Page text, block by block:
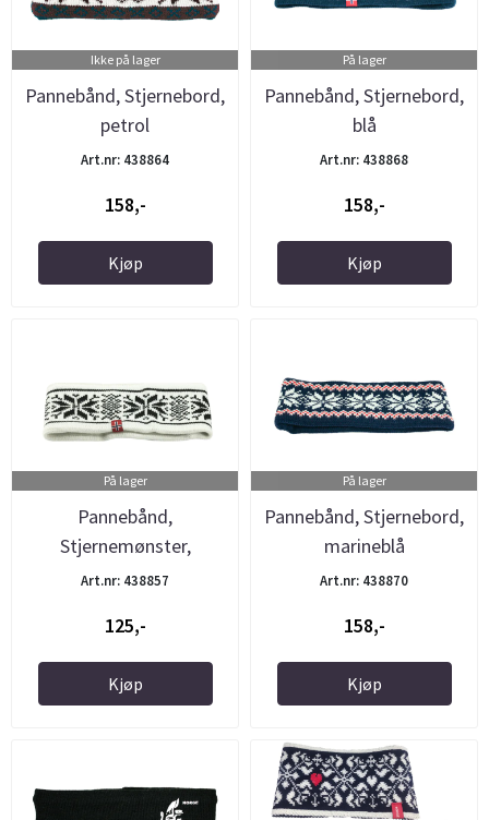
Ikke på lager
Pannebånd, Stjernebord,
petrol
Art.nr: 438864
158,-
Kjøp
På lager
Pannebånd, Stjernebord,
blå
Art.nr: 438868
158,-
Kjøp
På lager
Pannebånd,
Stjernemønster,
hvit/sort
Art.nr: 438857
125,-
Kjøp
På lager
Pannebånd, Stjernebord,
marineblå
Art.nr: 438870
158,-
Kjøp